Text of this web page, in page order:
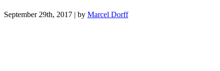
September 29th, 2017 | by Marcel Dorff